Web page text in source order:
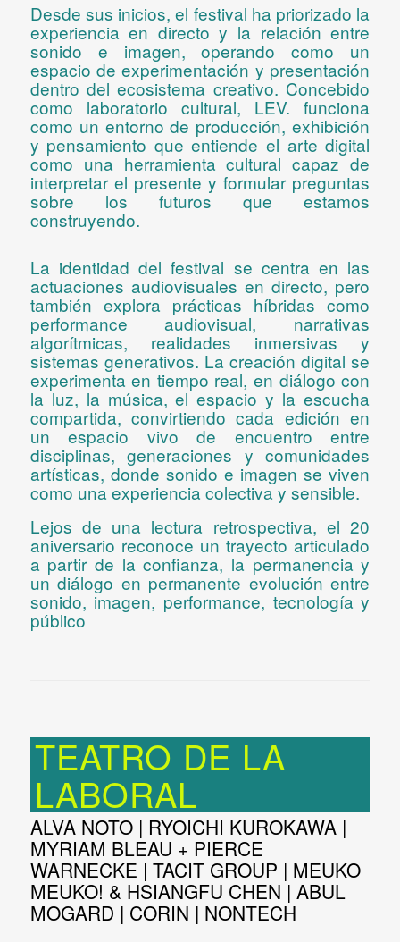
Desde sus inicios, el festival ha priorizado la
experiencia en directo y la relación entre
sonido e imagen, operando como un
espacio de experimentación y presentación
dentro del ecosistema creativo. Concebido
como laboratorio cultural, LEV. funciona
como un entorno de producción, exhibición
y pensamiento que entiende el arte digital
como una herramienta cultural capaz de
interpretar el presente y formular preguntas
sobre los futuros que estamos
construyendo.
La identidad del festival se centra en las
actuaciones audiovisuales en directo, pero
también explora prácticas híbridas como
performance audiovisual, narrativas
algorítmicas, realidades inmersivas y
sistemas generativos. La creación digital se
experimenta en tiempo real, en diálogo con
la luz, la música, el espacio y la escucha
compartida, convirtiendo cada edición en
unespacio vivo de encuentro entre
disciplinas, generaciones y comunidades
artísticas, donde sonido e imagen se viven
como una experiencia colectiva y sensible.
Lejos de una lectura retrospectiva, el 20
aniversario reconoce un trayecto articulado
a partir de la confianza, la permanencia y
un diálogo en permanente evolución entre
sonido, imagen, performance, tecnología y
público
TEATRO DE LA
LABORAL
ALVA NOTO | RYOICHI KUROKAWA |
MYRIAM BLEAU + PIERCE
WARNECKE | TACIT GROUP | MEUKO
MEUKO! & HSIANGFU CHEN | ABUL
MOGARD | CORIN | NONTECH